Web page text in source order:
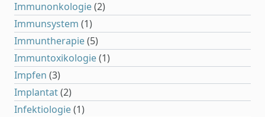
Immunonkologie(2)
Immunsystem (1)
Immuntherapie(5)
Immuntoxikologie(1)
Impfen (3)
Implantat(2)
Infektiologie(1)